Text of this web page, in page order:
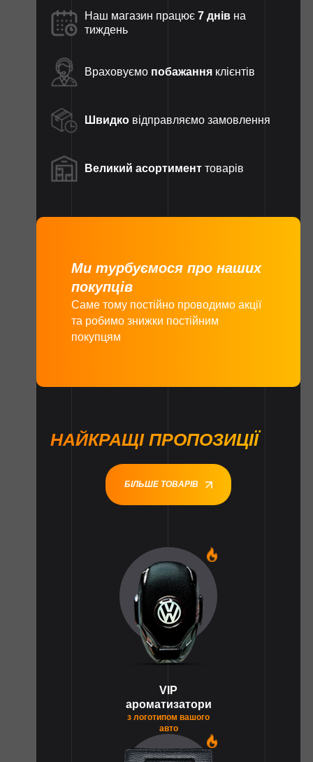
Наш магазин працює 7 днів на
тиждень
Враховуємо побажання клієнтів
Швидко відправляємо замовлення
Великий асортимент товарів
Ми турбуємося про наших
покупців
Саме тому постійно проводимо акції
та робимо знижки постійним
покупцям
НАЙКРАЩІ ПРОПОЗИЦІЇ
БІЛЬШЕ ТОВАРІВ
VIP
ароматизатори
з логотипом вашого
авто